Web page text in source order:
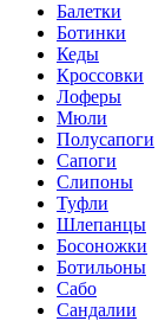
Балетки
Ботинки
Кеды
Кроссовки
Лоферы
Мюли
Полусапоги
Сапоги
Слипоны
Туфли
Шлепанцы
Босоножки
Ботильоны
Сабо
Сандалии